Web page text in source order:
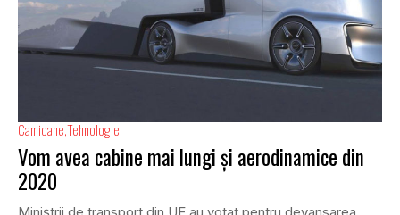
CamioaneTehnologie
Vom avea cabine mai lungi și aerodinamice din
2020